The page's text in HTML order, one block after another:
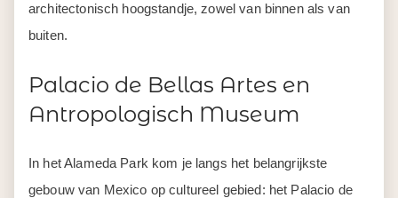
architectonisch hoogstandje, zowel van binnen als van
buiten.
Palacio de Bellas Artes en
Antropologisch Museum
In het Alameda Park kom je langs het belangrijkste
gebouw van Mexico op cultureel gebied: het Palacio de